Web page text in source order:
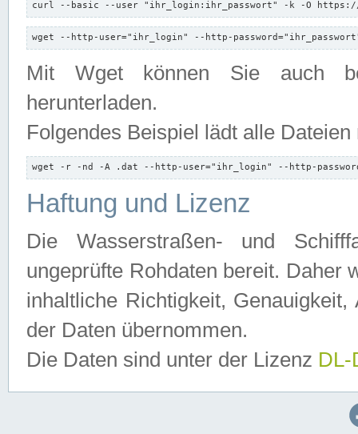
curl --basic --user "ihr_login:ihr_passwort" -k -O https://
wget --http-user="ihr_login" --http-
Mit Wget können Sie auch
herunterladen.
Folgendes Beispiel lädt alle
wget -r -nd -A .dat --http-user="ihr_login" --http-
Haftung und Lizenz
Die Wasserstraßen- und
ungeprüfte Rohdaten bereit. Daher
inhaltliche Richtigkeit,
der Daten übernommen.
Die Daten sind unter der Lizenz